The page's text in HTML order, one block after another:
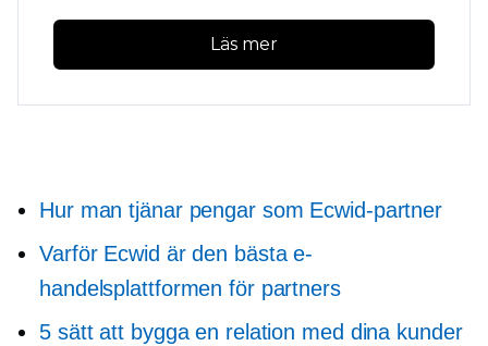
Läs mer
Hur man tjänar pengar som Ecwid-partner
Varför Ecwid är den bästa e-
handelsplattformen för partners
5 sätt att bygga en relation med dina kunder